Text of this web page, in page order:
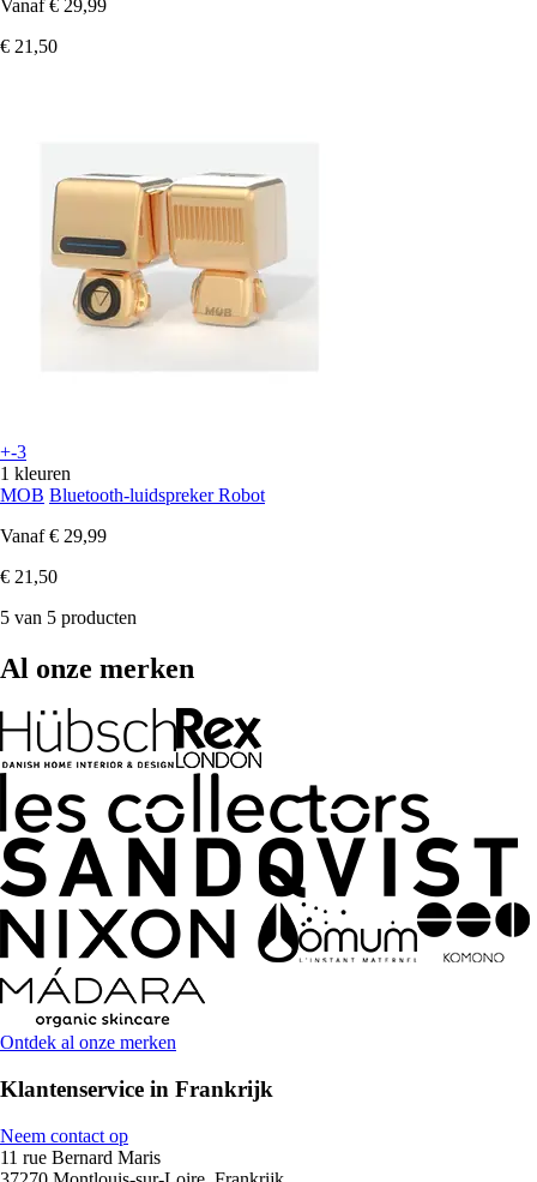
Vanaf € 29,99
€ 21,50
+-3
1 kleuren
MOB Bluetooth-luidspreker Robot
Vanaf € 29,99
€ 21,50
5 van 5 producten
Al onze merken
Ontdek al onze merken
Klantenservice in Frankrijk
Neem contact op
11 rue Bernard Maris